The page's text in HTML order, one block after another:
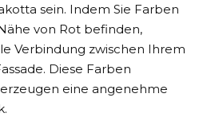
sein. Indem Sie Farben
von Rot befinden,
Verbindung zwischen Ihrem
Diese Farben
eine angenehme